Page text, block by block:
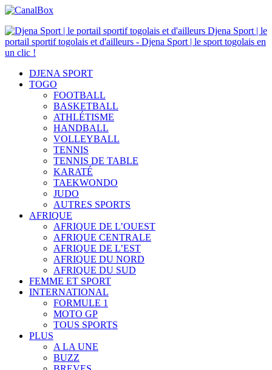
Djena Sport | le
portail sportif togolais et d'ailleurs - Djena Sport | le sport togolais en
un clic !
DJENA SPORT
TOGO
FOOTBALL
BASKETBALL
ATHLÉTISME
HANDBALL
VOLLEYBALL
TENNIS
TENNIS DE TABLE
KARATÉ
TAEKWONDO
JUDO
AUTRES SPORTS
AFRIQUE
AFRIQUE DE L’OUEST
AFRIQUE CENTRALE
AFRIQUE DE L’EST
AFRIQUE DU NORD
AFRIQUE DU SUD
FEMME ET SPORT
INTERNATIONAL
FORMULE 1
MOTO GP
TOUS SPORTS
PLUS
A LA UNE
BUZZ